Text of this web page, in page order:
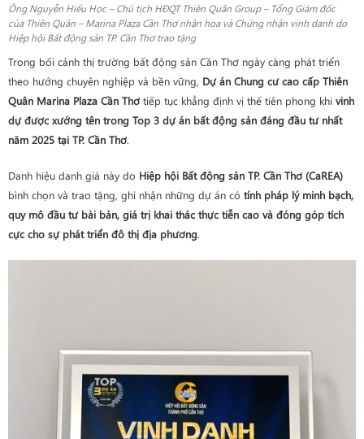
Ông Nguyễn Hiếu Học – Chủ tịch HĐQT Thiên Quân Group – Tổng Giám đốc
của Thiên Quân – Marina Plaza Cần Thơ nhận hoa và Chứng nhận vinh danh do
Hiệp hội Bất động sản TP. Cần Thơ trao tặng
Trong bối cảnh thị trường bất động sản Cần Thơ ngày càng phát triển
theo hướng chuyên nghiệp và bền vững, Dự án Chung cư cao cấp Thiên
Quân Marina Plaza Cần Thơ tiếp tục khẳng định vị thế tiên phong khi vinh
dự được xướng tên trong Top 3 dự án bất động sản đáng đầu tư nhất
năm 2025 tại TP. Cần Thơ.
Danh hiệu danh giá này do Hiệp hội Bất động sản TP. Cần Thơ (CaREA)
bình chọn và trao tặng, ghi nhận những dự án có tính pháp lý minh bạch,
quy mô đầu tư bài bản, giá trị khai thác thực tiễn cao và đóng góp tích
cực cho sự phát triển đô thị địa phương.